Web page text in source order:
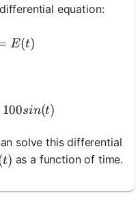
equation:
+ R i =
E(t)
\frac{di}{dt} + 10 i =
100sin(t)
solve this differential
t) as a function of time.